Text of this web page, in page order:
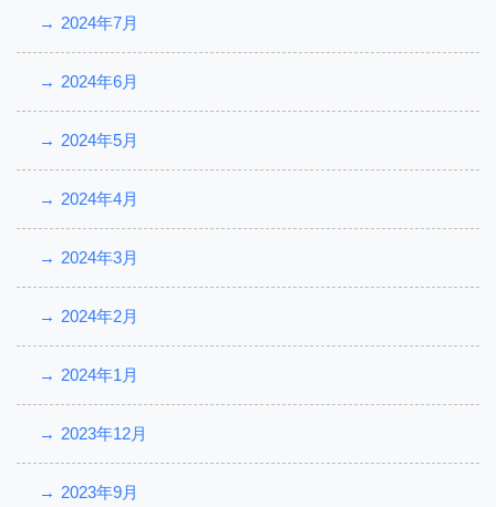
2024年7月
2024年6月
2024年5月
2024年4月
2024年3月
2024年2月
2024年1月
2023年12月
2023年9月